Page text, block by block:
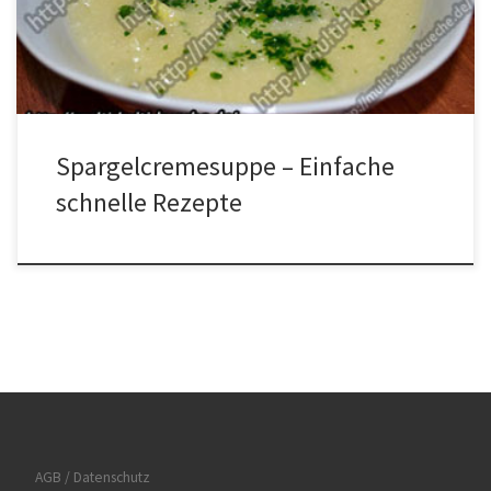
etwas braten. Nun mit dem Wasser ablöschen und so lange mit
dem Schneebesen rühren bis […]
Spargelcremesuppe – Einfache
schnelle Rezepte
AGB / Datenschutz